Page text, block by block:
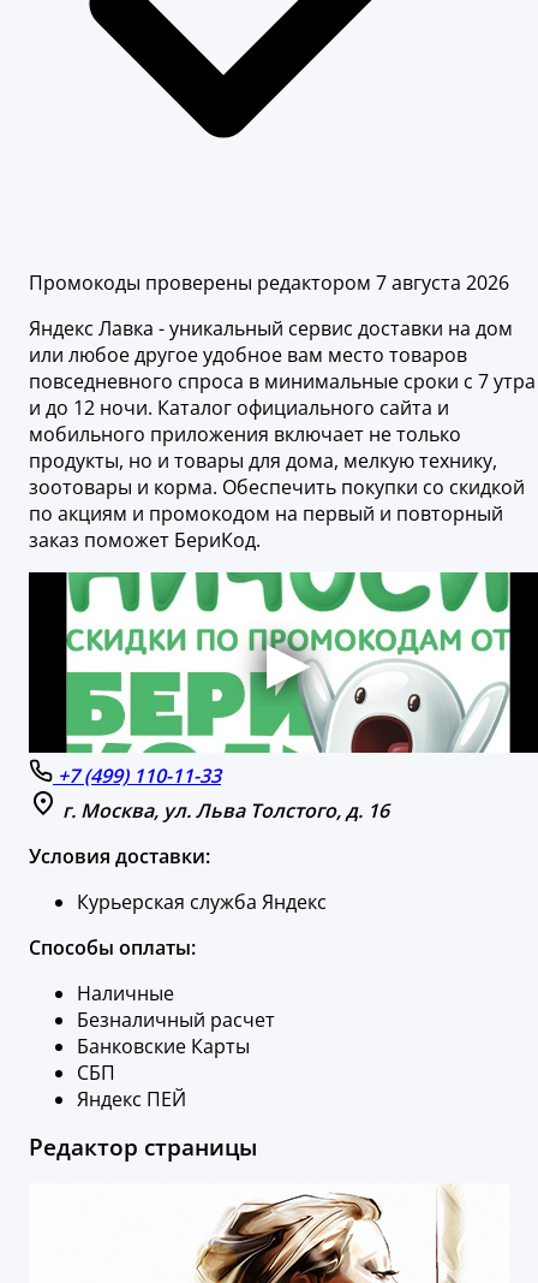
Промокоды проверены редактором 7 августа 2026
Яндекс Лавка - уникальный сервис доставки на дом
или любое другое удобное вам место товаров
повседневного спроса в минимальные сроки с 7 утра
и до 12 ночи. Каталог официального сайта и
мобильного приложения включает не только
продукты, но и товары для дома, мелкую технику,
зоотовары и корма. Обеспечить покупки со скидкой
по акциям и промокодом на первый и повторный
заказ поможет БериКод.
+7 (499) 110-11-33
г. Москва, ул. Льва Толстого, д. 16
Условия доставки:
Курьерская служба Яндекс
Способы оплаты:
Наличные
Безналичный расчет
Банковские Карты
СБП
Яндекс ПЕЙ
Редактор страницы